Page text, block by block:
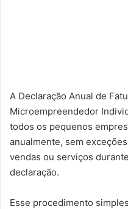
A Declaração Anual de
Microempreendedor
todos os pequenos
anualmente, sem
vendas ou serviços
declaração.
Esse procedimento